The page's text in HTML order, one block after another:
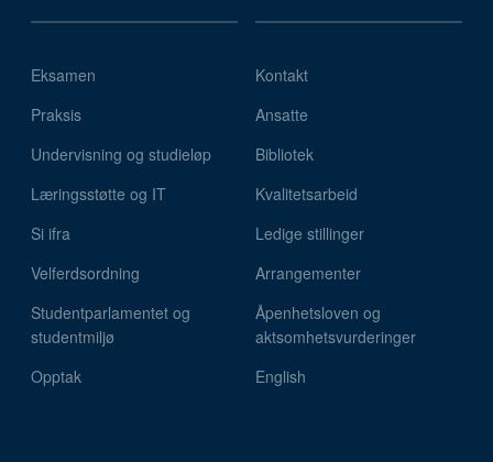
Eksamen
Praksis
Undervisning og studieløp
Læringsstøtte og IT
Si ifra
Velferdsordning
Studentparlamentet og
studentmiljø
Opptak
Kontakt
Ansatte
Bibliotek
Kvalitetsarbeid
Ledige stillinger
Arrangementer
Åpenhetsloven og
aktsomhetsvurderinger
English